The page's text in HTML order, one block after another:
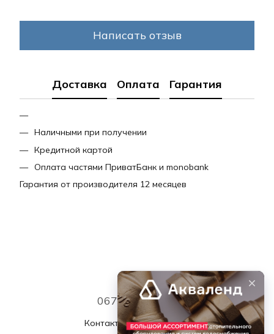
Написать отзыв
Доставка Оплата Гарантия
Наличными при получении
Кредитной картой
Оплата частями ПриватБанк и monobank
Гарантия от производителя 12 месяцев
067 339 7768
Контактная информация